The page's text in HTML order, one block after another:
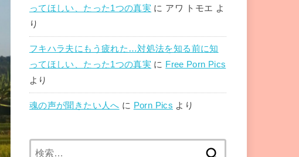
ってほしい、たった1つの真実 に アワ トモエ よ
り
フキハラ夫にもう疲れた…対処法を知る前に知
ってほしい、たった1つの真実 に Free Porn Pics
より
魂の声が聞きたい人へ に Porn Pics より